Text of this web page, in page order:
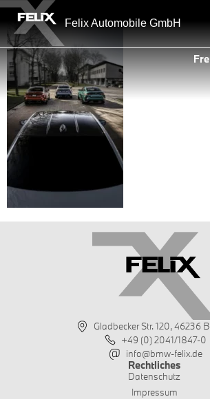
springen
Felix Automobile GmbH
Gladbecker Str. 120, 46236
+49 (0) 2041/1847-0
info@bmw-felix.de
Rechtliches
Datenschutz
Impressum